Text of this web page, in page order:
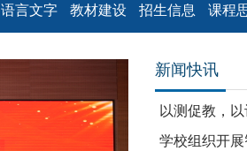
语言文字 教材建设 招生信息 课程
新闻快讯
以测促教，
学校组织开